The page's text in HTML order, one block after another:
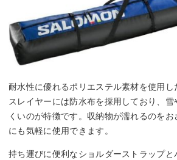
耐水性に優れるポリエステル素材を使用
スレイヤーには防水布を採用しており、
くいのが特徴です。収納物が濡れるのを
にも気軽に使用できます。
持ち運びに便利なショルダーストラップ